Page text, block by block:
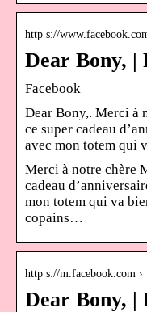
http s://
Dear Bony, |
Facebook
Dear Bony,. Merci à
ce super cadeau
avec mon totem qui
Merci à notre chère
cadeau
mon totem qui va
copains…
http s://m.facebook.com ›
Dear Bony, |